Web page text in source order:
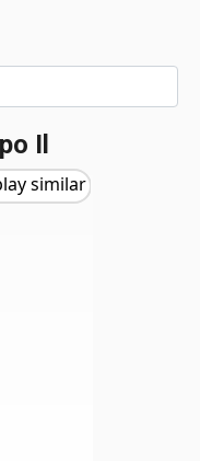
Il
similar